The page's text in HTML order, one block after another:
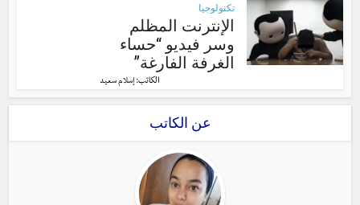
تكنولوجيا
الإنترنت المظلم
وسر فيديو “حساء
الغرفة الفارغة”
الكاتب: إسلام سعيد
عن الكاتب